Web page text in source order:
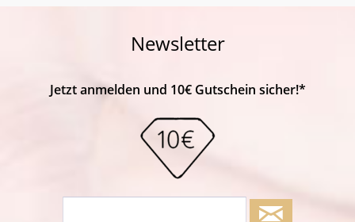
Newsletter
Jetzt anmelden und 10€ Gutschein sicher!*